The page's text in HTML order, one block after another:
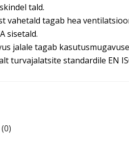
tald.
vahetald tagab hea
sisetald.
jalale tagab
turvajalatsite standardile EN